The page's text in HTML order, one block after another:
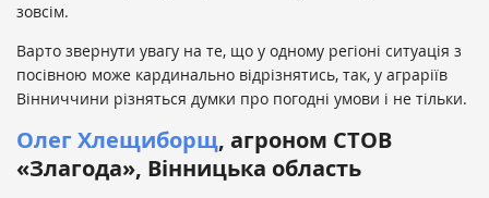
зовсім.
Варто звернути увагу на те, що у одному регіоні ситуація з
посівною може кардинально відрізнятись, так, у аграріїв
Вінниччини різняться думки про погодні умови і не тільки.
Олег Хлещиборщ, агроном СТОВ
«Злагода», Вінницька область